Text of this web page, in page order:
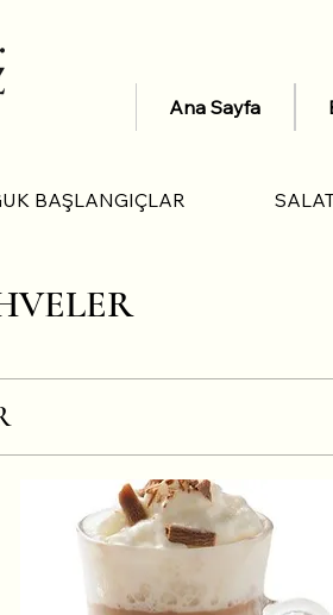
Ana Sayfa
BAŞLANGIÇLAR